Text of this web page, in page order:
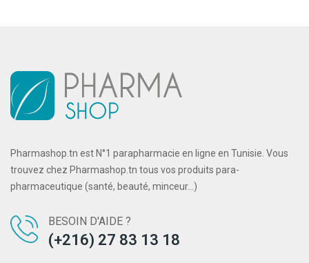
Pharmashop.tn est N°1 parapharmacie en ligne en Tunisie. Vous
trouvez chez Pharmashop.tn tous vos produits para-
pharmaceutique (santé, beauté, minceur...)
BESOIN D'AIDE ?
(+216) 27 83 13 18